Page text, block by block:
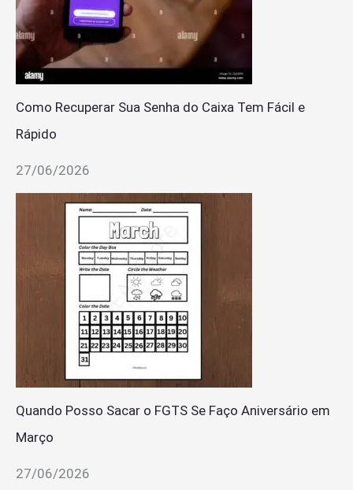
Como Recuperar Sua Senha do Caixa Tem Fácil e
Rápido
27/06/2026
Quando Posso Sacar o FGTS Se Faço Aniversário em
Março
27/06/2026